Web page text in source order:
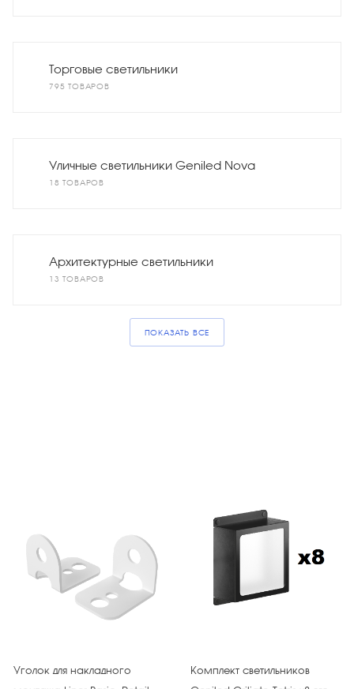
Торговые светильники
795 ТОВАРОВ
Уличные светильники Geniled Nova
18 ТОВАРОВ
Архитектурные светильники
13 ТОВАРОВ
ПОКАЗАТЬ ВСЕ
Уголок для накладного
Комплект светильников